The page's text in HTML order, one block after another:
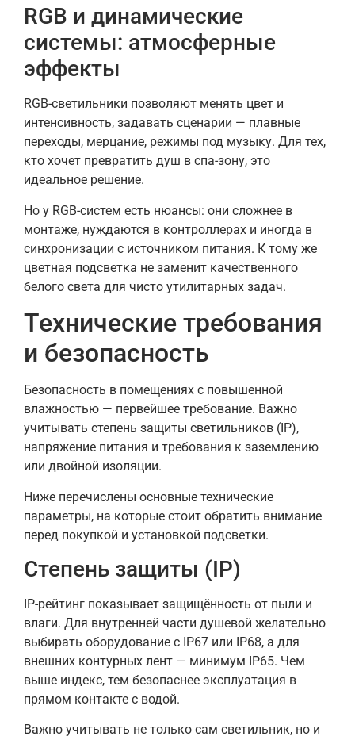
RGB и динамические
системы: атмосферные
эффекты
RGB-светильники позволяют менять цвет и
интенсивность, задавать сценарии — плавные
переходы, мерцание, режимы под музыку. Для тех,
кто хочет превратить душ в спа-зону, это
идеальное решение.
Но у RGB-систем есть нюансы: они сложнее в
монтаже, нуждаются в контроллерах и иногда в
синхронизации с источником питания. К тому же
цветная подсветка не заменит качественного
белого света для чисто утилитарных задач.
Технические требования
и безопасность
Безопасность в помещениях с повышенной
влажностью — первейшее требование. Важно
учитывать степень защиты светильников (IP),
напряжение питания и требования к заземлению
или двойной изоляции.
Ниже перечислены основные технические
параметры, на которые стоит обратить внимание
перед покупкой и установкой подсветки.
Степень защиты (IP)
IP-рейтинг показывает защищённость от пыли и
влаги. Для внутренней части душевой желательно
выбирать оборудование с IP67 или IP68, а для
внешних контурных лент — минимум IP65. Чем
выше индекс, тем безопаснее эксплуатация в
прямом контакте с водой.
Важно учитывать не только сам светильник, но и